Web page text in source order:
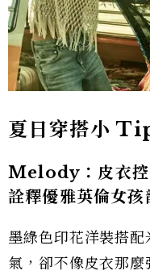
夏日穿搭小
Melody：皮衣控
詮釋優雅英倫女孩
墨綠色印花洋裝搭
氣，卻不像皮衣那